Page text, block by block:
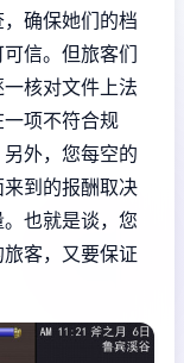
确保她们的档
信。但旅客们
核对文件上法
项不符合规
外，您每空的
到的报酬取决
也就是谈，您
客，又要保证